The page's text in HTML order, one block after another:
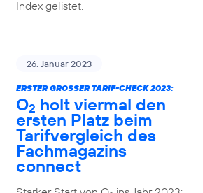
Index gelistet.
26. Januar 2023
ERSTER GROSSER TARIF-CHECK 2023:
O2 holt viermal den
ersten Platz beim
Tarifvergleich des
Fachmagazins
connect